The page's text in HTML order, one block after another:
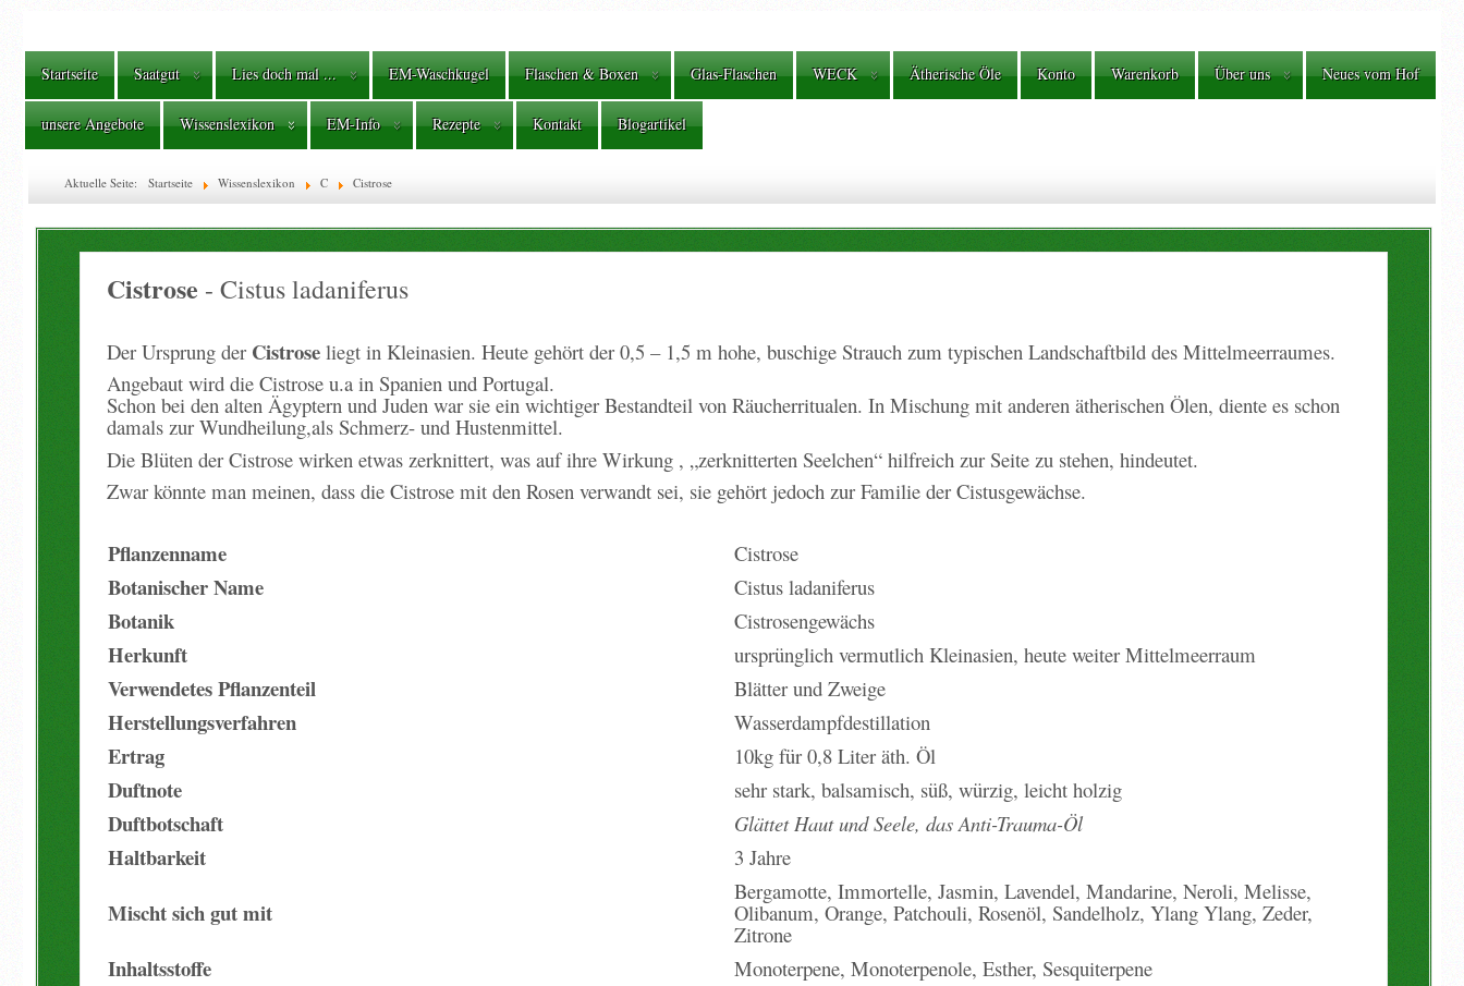
Startseite Saatgut Lies doch mal ... EM-Waschkugel Flaschen & Boxen Glas-Flaschen WECK Ätherische Öle Konto Warenkorb Über uns Neues vom Hof
unsere Angebote Wissenslexikon EM-Info Rezepte Kontakt Blogartikel
Aktuelle Seite: Startseite Wissenslexikon C Cistrose
Cistrose - Cistus ladaniferus
Der Ursprung der Cistroseliegt in Kleinasien. Heute gehört der 0,5 – 1,5 m hohe, buschige Strauch zum typischen Landschaftbild des Mittelmeerraumes.
Angebaut wird die Cistrose u.a in Spanien und Portugal.
Schon bei den alten Ägyptern und Juden war sie ein wichtiger Bestandteil von Räucherritualen. In Mischung mit anderen ätherischen Ölen, diente es schon
damals zur Wundheilung,als Schmerz- und Hustenmittel.
Die Blüten der Cistrose wirken etwas zerknittert, was auf ihre Wirkung , „zerknitterten Seelchen“ hilfreich zur Seite zu stehen, hindeutet.
Zwar könnte man meinen, dass die Cistrose mit den Rosen verwandt sei, sie gehört jedoch zur Familie der Cistusgewächse.
Pflanzenname Cistrose
Botanischer Name Cistus ladaniferus
Botanik Cistrosengewächs
Herkunft ursprünglich vermutlich Kleinasien, heute weiter Mittelmeerraum
Verwendetes Pflanzenteil Blätter und Zweige
Herstellungsverfahren Wasserdampfdestillation
Ertrag 10kg für 0,8 Liter äth. Öl
Duftnote sehr stark, balsamisch, süß, würzig, leicht holzig
Duftbotschaft Glättet Haut und Seele, das Anti-Trauma-Öl
Haltbarkeit 3 Jahre
Mischt sich gut mit
Bergamotte, Immortelle, Jasmin, Lavendel, Mandarine, Neroli, Melisse,
Olibanum, Orange, Patchouli, Rosenöl, Sandelholz, Ylang Ylang, Zeder,
Zitrone
Inhaltsstoffe Monoterpene, Monoterpenole, Esther, Sesquiterpene